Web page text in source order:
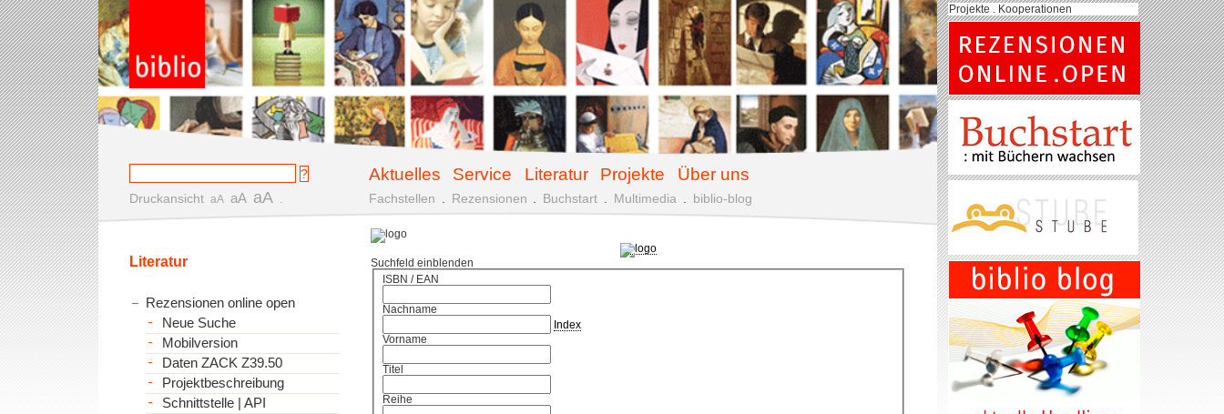
Aktuelles Service Literatur Projekte Über uns
Druckansicht aA aA aA Fachstellen Rezensionen Buchstart Multimedia biblio-blog
Suchfeld einblenden
ISBN / EAN
Nachname
Index
Vorname
Titel
Reihe
Literatur
Rezensionen online open
Neue Suche
Mobilversion
Daten ZACK Z39.50
Projektbeschreibung
Schnittstelle | API
Projekte . Kooperationen